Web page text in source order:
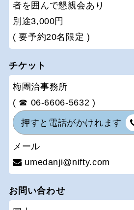
者を囲んで懇親会あり
別途3,000円
( 要予約20名限定 )
チケット
梅團治事務所
( ☎ 06-6606-5632 )
押すと電話がかけれます
メール
umedanji@nifty.com
お問い合わせ